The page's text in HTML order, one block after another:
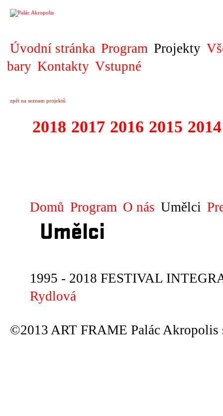
Úvodní stránka Program Projekty
bary Kontakty Vstupné
zpět na seznam projektů
2018 2017 2016 2015 2014
Domů Program O nás Umělci
Umělci
1995 - 2018 FESTIVAL
Rydlová
©2013 ART FRAME Palác Akropolis